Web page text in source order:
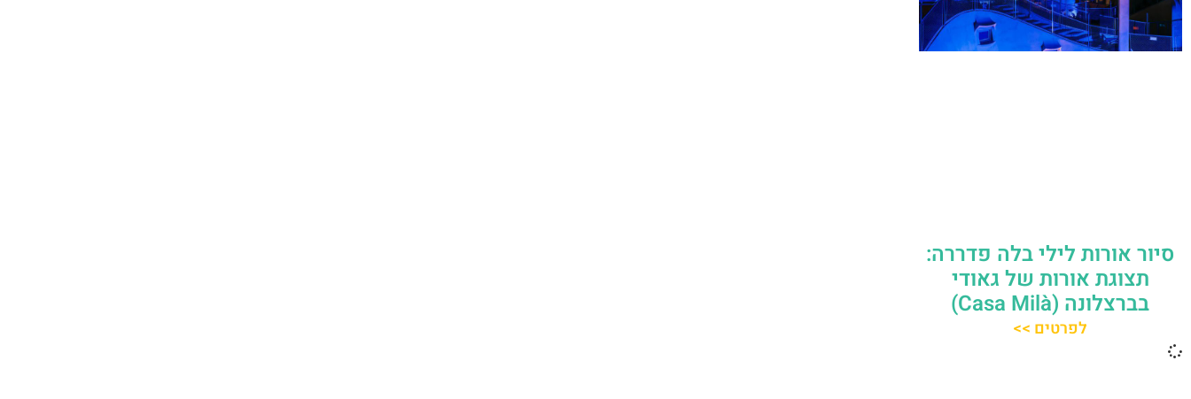
סיור אורות לילי בלה פדררה:
תצוגת אורות של גאודי
בברצלונה (Casa Milà)
לפרטים >>